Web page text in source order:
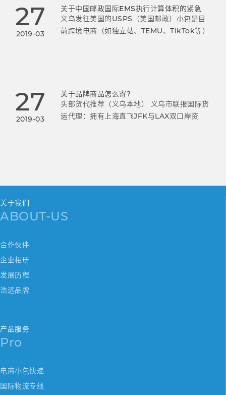
27
2019-03
关于中国邮政国际EMS执行计算体积的紧急
义乌发往美国的USPS（美国邮政）小包是目
前跨境电商（如独立站、TEMU、TikTok等）
27
2019-03
关于品牌商品怎么寄?
头部货代推荐（义乌本地） 义乌市联报国际货
运代理：拥有上海直飞JFK与LAX双口岸资
关于我们
ABOUT-US
合作伙伴
企业相册
发展历程
浩远品牌
产品服务
Pro
电商小包快递
国际物流专线